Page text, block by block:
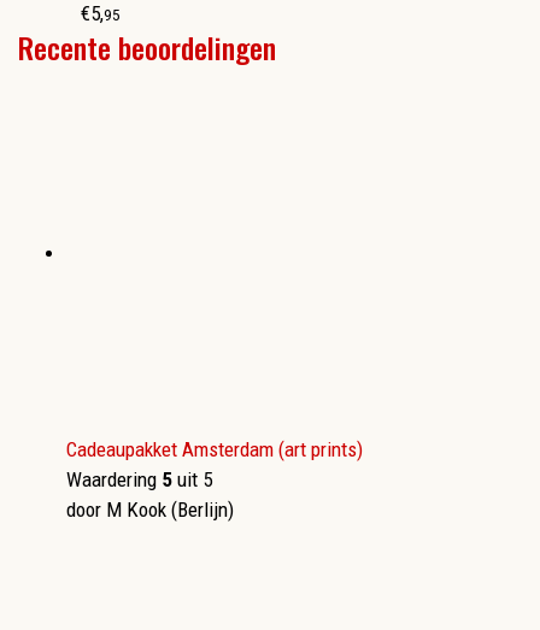
€5,95
Recente beoordelingen
Cadeaupakket Amsterdam (art prints)
Waardering 5 uit 5
door M Kook (Berlijn)